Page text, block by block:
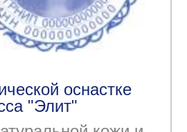
оснастке
"Элит"